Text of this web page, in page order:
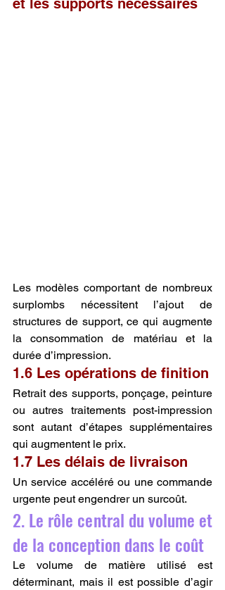
et les supports nécessaires
Les modèles comportant de nombreux
surplombs nécessitent l’ajout de
structures de support, ce qui augmente
la consommation de matériau et la
durée d’impression.
1.6 Les opérations de finition
Retrait des supports, ponçage, peinture
ou autres traitements post-impression
sont autant d’étapes supplémentaires
qui augmentent le prix.
1.7 Les délais de livraison
Un service accéléré ou une commande
urgente peut engendrer un surcoût.
2. Le rôle central du volume et
de la conception dans le coût
Le volume de matière utilisé est
déterminant, mais il est possible d’agir